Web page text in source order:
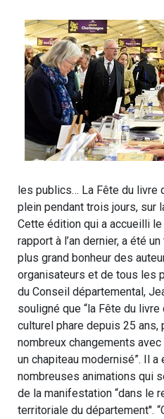
les publics… La Fête du livre
plein pendant trois jours, sur
Cette édition qui a accueilli
rapport à l’an dernier, a été
plus grand bonheur des
organisateurs et de tous les
du Conseil départemental,
souligné que “la Fête du livre
culturel phare depuis 25
nombreux changements
un chapiteau modernisé”. Il
nombreuses animations qui
de la manifestation “dans le
territoriale du département''.